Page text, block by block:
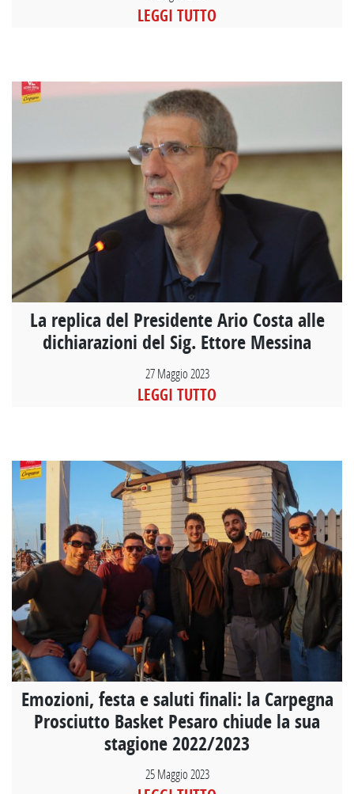
LEGGI TUTTO
La replica del Presidente Ario Costa alle
dichiarazioni del Sig. Ettore Messina
27 Maggio 2023
LEGGI TUTTO
Emozioni, festa e saluti finali: la Carpegna
Prosciutto Basket Pesaro chiude la sua
stagione 2022/2023
25 Maggio 2023